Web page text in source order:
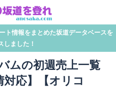
ト情報をまとめた坂道データベースを
しました！
ムの初週売上一覧
応】【オリコ